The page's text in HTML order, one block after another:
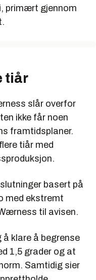
primært gjennom
tiår
slår overfor
ikke får noen
framtidsplaner.
tiår med
basert på
med ekstremt
til avisen.
å klare å begrense
1,5 grader og at
Samtidig sier